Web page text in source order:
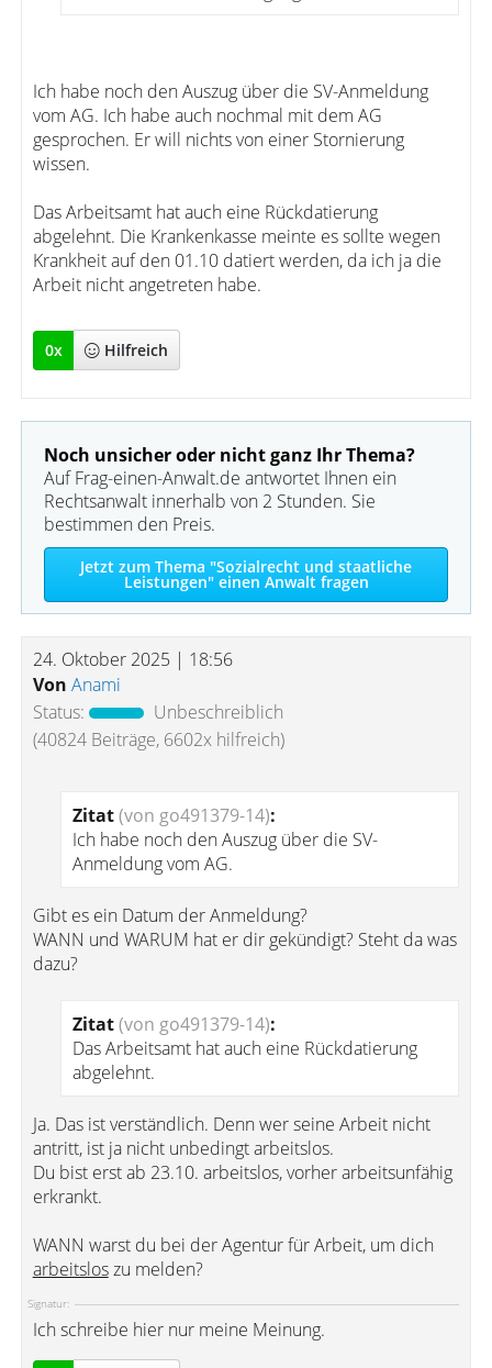
Ich habe noch den Auszug über die SV-Anmeldung
vom AG. Ich habe auch nochmal mit dem AG
gesprochen. Er will nichts von einer Stornierung
wissen.
Das Arbeitsamt hat auch eine Rückdatierung
abgelehnt. Die Krankenkasse meinte es sollte wegen
Krankheit auf den 01.10 datiert werden, da ich ja die
Arbeit nicht angetreten habe.
0x Hilfreich
Noch unsicher oder nicht ganz Ihr Thema?
Auf Frag-einen-Anwalt.de antwortet Ihnen ein
Rechtsanwalt innerhalb von 2 Stunden. Sie
bestimmen den Preis.
Jetzt zum Thema "Sozialrecht und staatliche
Leistungen" einen Anwalt fragen
24. Oktober 2025 | 18:56
Von Anami
Status:
Unbeschreiblich
(40824 Beiträge, 6602x hilfreich)
Zitat(von go491379-14):
Ich habe noch den Auszug über die SV-
Anmeldung vom AG.
Gibt es ein Datum der Anmeldung?
WANN und WARUM hat er dir gekündigt? Steht da was
dazu?
Zitat(von go491379-14):
Das Arbeitsamt hat auch eine Rückdatierung
abgelehnt.
Ja. Das ist verständlich. Denn wer seine Arbeit nicht
antritt, ist ja nicht unbedingt arbeitslos.
Du bist erst ab 23.10. arbeitslos, vorher arbeitsunfähig
erkrankt.
WANN warst du bei der Agentur für Arbeit, um dich
arbeitsloszu melden?
Signatur:
Ich schreibe hier nur meine Meinung.